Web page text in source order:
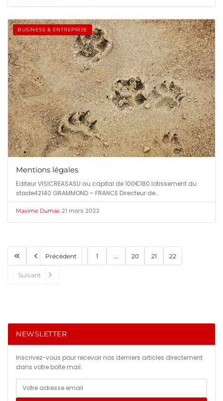
BUSINESS & ENTREPRISE
Mentions légales
Editeur VISICREASASU au capital de 100€180 lotissement du
stade42140 GRAMMOND – FRANCE Directeur de…
Maxime Dumas•21 mars 2022
Précédent 1 ... 20 21 22
Suivant
NEWSLETTER
Inscrivez-vous pour recevoir nos derniers articles directement
dans votre boîte mail.